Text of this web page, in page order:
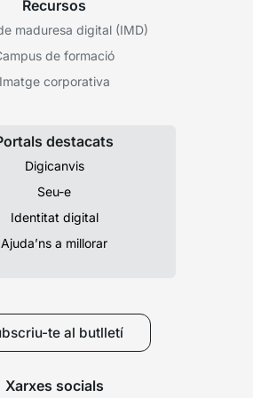
Recursos
maduresa digital (IMD)
de formació
Imatge corporativa
destacats
Digicanvis
Seu-e
Identitat digital
Ajuda’ns a millorar
te al butlletí
Xarxes socials